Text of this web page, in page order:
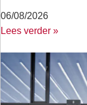
06/08/2026
Lees verder »